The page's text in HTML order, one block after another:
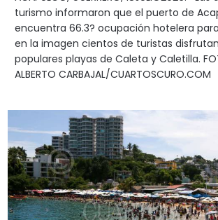
turismo informaron que el puerto de
encuentra 66.3? ocupación hotelera
en la imagen cientos de turistas
populares playas de Caleta y Caletilla.
ALBERTO CARBAJAL/CUARTOSCURO.COM